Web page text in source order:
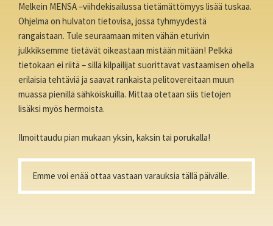
Melkein MENSA –viihdekisailussa tietämättömyys lisää tuskaa.
Ohjelma on hulvaton tietovisa, jossa tyhmyydestä
rangaistaan. Tule seuraamaan miten vähän eturivin
julkkiksemme tietävät oikeastaan mistään mitään! Pelkkä
tietokaan ei riitä – sillä kilpailijat suorittavat vastaamisen ohella
erilaisia tehtäviä ja saavat rankaista pelitovereitaan muun
muassa pienillä sähköiskuilla. Mittaa otetaan siis tietojen
lisäksi myös hermoista.
Ilmoittaudu pian mukaan yksin, kaksin tai porukalla!
Emme voi enää ottaa vastaan varauksia tällä päivälle.